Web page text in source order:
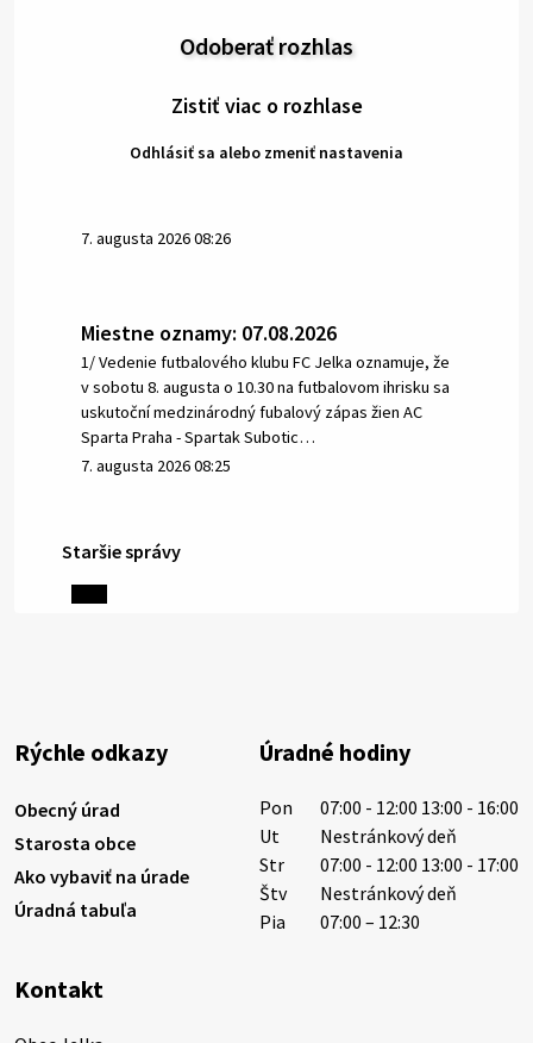
Odoberať rozhlas
Zistiť viac o rozhlase
Odhlásiť sa alebo zmeniť nastavenia
7. augusta 2026 08:26
Miestne oznamy: 07.08.2026
1/ Vedenie futbalového klubu FC Jelka oznamuje, že
v sobotu 8. augusta o 10.30 na futbalovom ihrisku sa
uskutoční medzinárodný fubalový zápas žien AC
Sparta Praha - Spartak Subotic…
7. augusta 2026 08:25
6. augusta 2026 08:13
výdatnosti vodárenských zdrojov.
Západoslovenská vodárenská spoločnosť preto
6. augusta 2026 08:12
5. augusta 2026 13:10
Smútočný oznam: 05.08.2026 1/ Vážení obyvatelia!S
Staršie správy
Rýchle odkazy
Obecný úrad
Starosta obce
Ako vybaviť na úrade
Úradná tabuľa
Úradné hodiny
Pon
07:00 - 12:00 13:00 - 16:00
Ut
Nestránkový deň
Str
07:00 - 12:00 13:00 - 17:00
Štv
Nestránkový deň
Pia
07:00 – 12:30
Kontakt